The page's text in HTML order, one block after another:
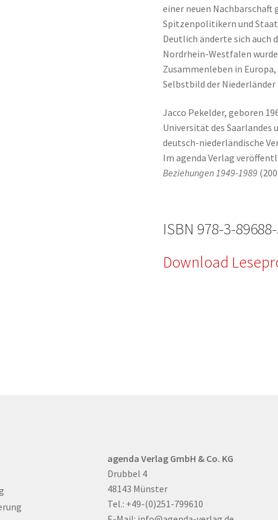
einer neuen
Spitzenpolitikern und
Deutlich änderte sich auch
Nordrhein-Westfalen
Zusammenleben in
Selbstbild der
Jacco Pekelder, geboren
Universität des Saarlandes
deutsch-niederländische
Im agenda Verlag
Beziehungen 1949-1989
ISBN 978-3-
Download
agenda Verlag GmbH & Co. KG
Drubbel 4
48143 Münster
Tel.: +49-(0)251-799610